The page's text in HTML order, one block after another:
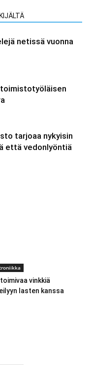
netissä vuonna
tarjoaa nykyisin
että vedonlyöntiä
vinkkiä
lasten kanssa